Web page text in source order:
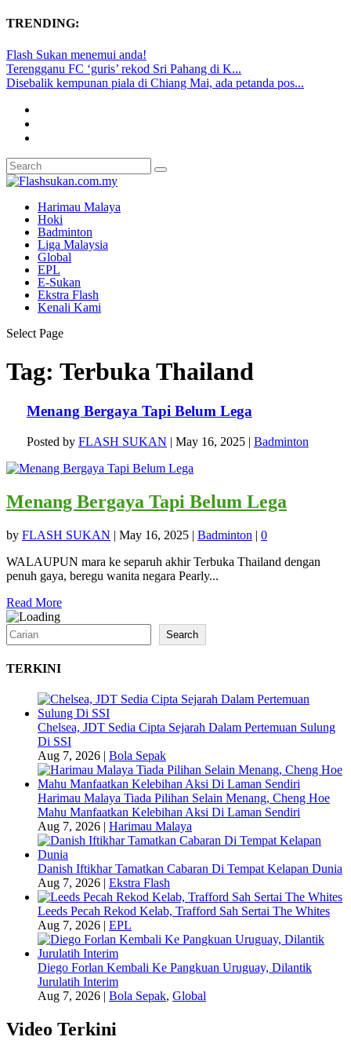
TRENDING:
Flash Sukan menemui anda!
Terengganu FC ‘guris’ rekod Sri Pahang di K...
Disebalik kempunan piala di Chiang Mai, ada petanda pos...
Harimau Malaya
Hoki
Badminton
Liga Malaysia
Global
EPL
E-Sukan
Ekstra Flash
Kenali Kami
Select Page
Tag: Terbuka Thailand
Menang Bergaya Tapi Belum Lega
Posted by FLASH SUKAN | May 16, 2025| Badminton
Menang Bergaya Tapi Belum Lega
by FLASH SUKAN | May 16, 2025 | Badminton | 0
WALAUPUN mara ke separuh akhir Terbuka Thailand dengan
penuh gaya, beregu wanita negara Pearly...
Read More
Search Search
TERKINI
Chelsea, JDT Sedia Cipta Sejarah Dalam Pertemuan Sulung
Di SSI
Aug 7, 2026
Bola Sepak
Harimau Malaya Tiada Pilihan Selain Menang, Cheng Hoe
Mahu Manfaatkan Kelebihan Aksi Di Laman Sendiri
Aug 7, 2026
Harimau Malaya
Danish Iftikhar Tamatkan Cabaran Di Tempat Kelapan Dunia
Aug 7, 2026
Ekstra Flash
Leeds Pecah Rekod Kelab, Trafford Sah Sertai The Whites
Aug 7, 2026
EPL
Diego Forlan Kembali Ke Pangkuan Uruguay, Dilantik
Jurulatih Interim
Aug 7, 2026
Bola Sepak, Global
Video Terkini